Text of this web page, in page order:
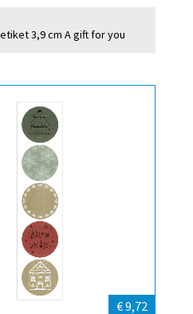
3,9 cm A gift for you
€ 9,72